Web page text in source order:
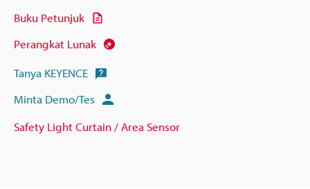
Buku Petunjuk
Perangkat Lunak
Tanya KEYENCE
Minta Demo/Tes
Safety Light Curtain / Area Sensor